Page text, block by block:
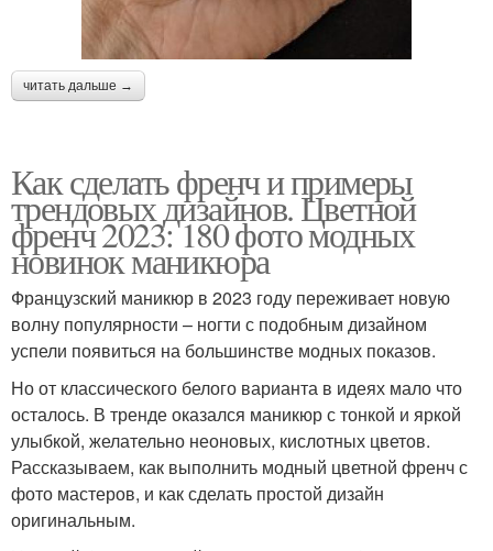
читать дальше →
Как сделать френч и примеры
трендовых дизайнов. Цветной
френч 2023: 180 фото модных
новинок маникюра
Французский маникюр в 2023 году переживает новую
волну популярности – ногти с подобным дизайном
успели появиться на большинстве модных показов.
Но от классического белого варианта в идеях мало что
осталось. В тренде оказался маникюр с тонкой и яркой
улыбкой, желательно неоновых, кислотных цветов.
Рассказываем, как выполнить модный цветной френч с
фото мастеров, и как сделать простой дизайн
оригинальным.